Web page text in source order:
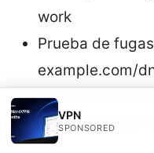
work
Prueba de
example.com/
Información de
mullvad.net/
VPN
SPONSORED